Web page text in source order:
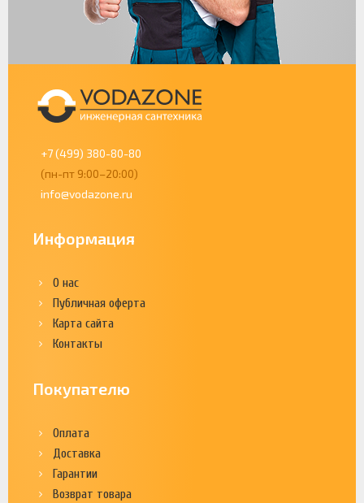
+7 (499) 380-80-80
(пн-пт 9:00–20:00)
info@vodazone.ru
Информация
О нас
Публичная оферта
Карта сайта
Контакты
Покупателю
Оплата
Доставка
Гарантии
Возврат товара